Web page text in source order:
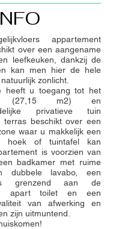
appartement
over een aangename
leefkeuken, dankzij de
kan men hier de hele
zonlicht.
heeft u toegang tot het
(27,15 m2) en
privatieve tuin
terras beschikt over een
waar u makkelijk een
hoek of tuintafel kan
is voorzien van
badkamer met ruime
dubbele lavabo, een
grenzend aan de
apart toilet en een
van afwerking en
zijn uitmuntend.